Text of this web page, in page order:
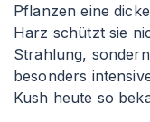
Pflanzen eine
Harz schützt sie
Strahlung,
besonders
Kush heute so